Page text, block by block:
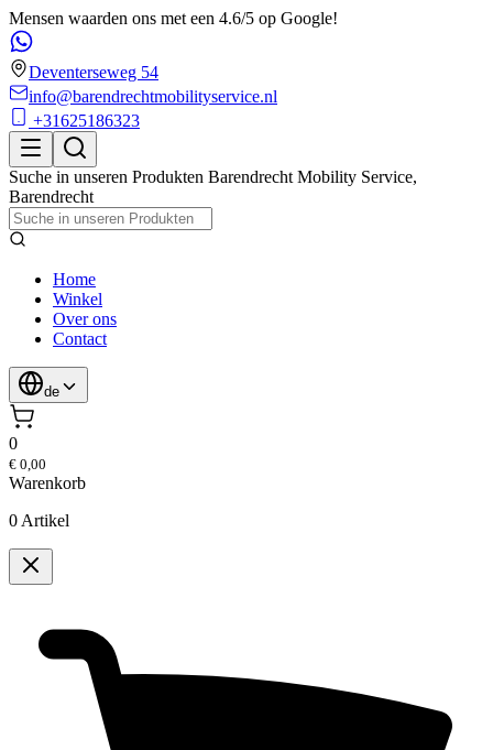
Mensen waarden ons met een 4.6/5 op Google!
Deventerseweg 54
info@barendrechtmobilityservice.nl
+31625186323
Suche in unseren Produkten Barendrecht Mobility Service,
Barendrecht
Home
Winkel
Over ons
Contact
de
0
€ 0,00
Warenkorb
0 Artikel